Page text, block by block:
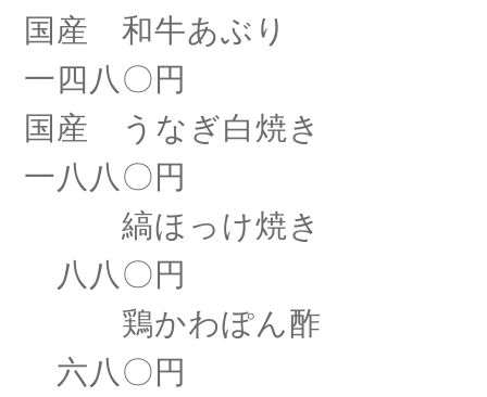
国産 和牛あぶり
一四八〇円
国産 うなぎ白焼き
一八八〇円
縞ほっけ焼き
八八〇円
鶏かわぽん酢
六八〇円